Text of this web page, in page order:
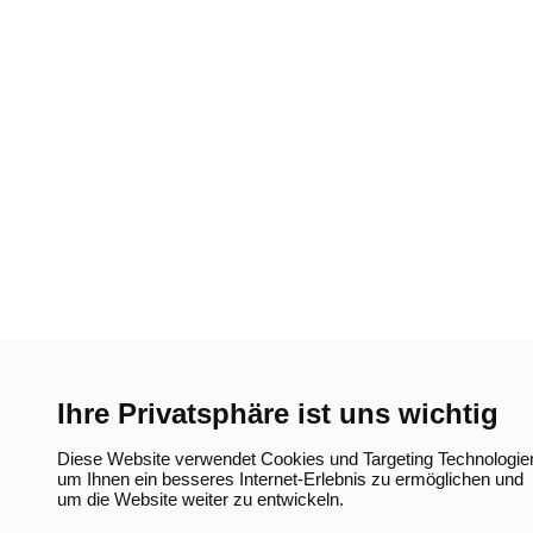
Ihre Privatsphäre ist uns wichtig
Diese Website verwendet Cookies und Targeting
um Ihnen ein besseres Internet-Erlebnis zu ermöglichen und
um die Website weiter zu entwickeln.